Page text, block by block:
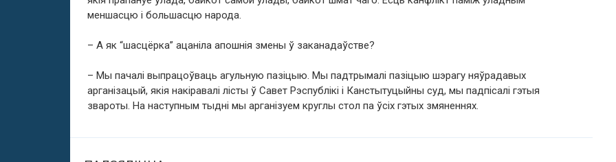
меншасцю і большасцю народа.
– А як “шасцёрка” ацаніла апошнія змены ў заканадаўстве?
– Мы пачалі выпрацоўваць агульную пазіцыю. Мы падтрымалі пазіцыю шэрагу няўрадавых
арганізацый, якія накіравалі лісты ў Савет Рэспублікі і Канстытуцыйны суд, мы падпісалі гэтыя
звароты. На наступным тыдні мы арганізуем круглы стол па ўсіх гэтых змяненнях.